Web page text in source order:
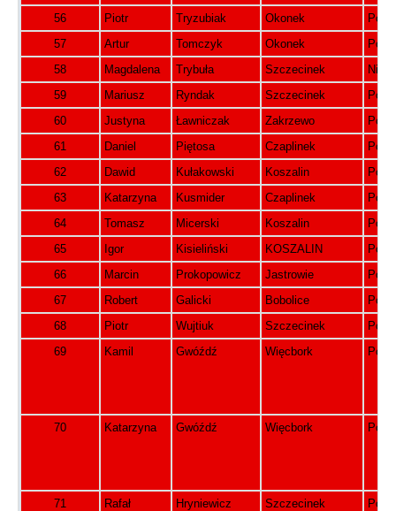
56
Piotr Tryzubiak Okonek
57
Artur Tomczyk Okonek
58
Magdalena Trybuła Szczecinek
59
Mariusz Ryndak Szczecinek
60
Justyna Ławniczak Zakrzewo
61
Daniel Piętosa Czaplinek
62
Dawid Kułakowski Koszalin
63
Katarzyna Kusmider Czaplinek
64
Tomasz Micerski Koszalin
65
Igor Kisieliński KOSZALIN
66
Marcin Prokopowicz Jastrowie
67
Robert Galicki Bobolice
68
Piotr Wujtiuk Szczecinek
69
Kamil Gwóźdź Więcbork
70 Katarzyna Gwóźdź Więcbork
71 Rafał Hryniewicz Szczecinek